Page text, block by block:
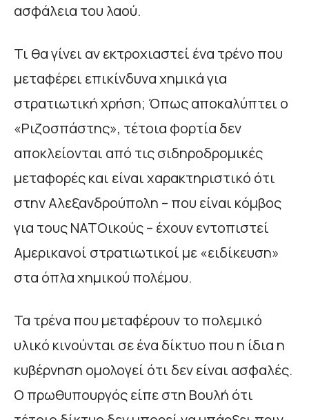
ασφάλεια του λαού.
Τι θα γίνει αν εκτροχιαστεί ένα τρένο που
μεταφέρει επικίνδυνα χημικά για
στρατιωτική χρήση; Όπως αποκαλύπτει ο
«Ριζοσπάστης», τέτοια φορτία δεν
αποκλείονται από τις σιδηροδρομικές
μεταφορές και είναι χαρακτηριστικό ότι
στην Αλεξανδρούπολη – που είναι κόμβος
για τους ΝΑΤΟικούς – έχουν εντοπιστεί
Αμερικανοί στρατιωτικοί με «ειδίκευση»
στα όπλα χημικού πολέμου.
Τα τρένα που μεταφέρουν το πολεμικό
υλικό κινούνται σε ένα δίκτυο που η ίδια η
κυβέρνηση ομολογεί ότι δεν είναι ασφαλές.
Ο πρωθυπουργός είπε στη Βουλή ότι